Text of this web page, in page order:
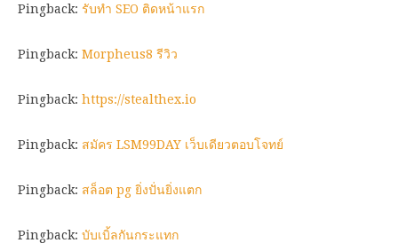
Pingback: รับทำ SEO ติดหน้าแรก
Pingback: Morpheus8 รีวิว
Pingback: https://stealthex.io
Pingback: สมัคร LSM99DAY เว็บเดียวตอบโจทย์
Pingback: สล็อต pg ยิ่งปั่นยิ่งแตก
Pingback: บับเบิ้ลกันกระแทก